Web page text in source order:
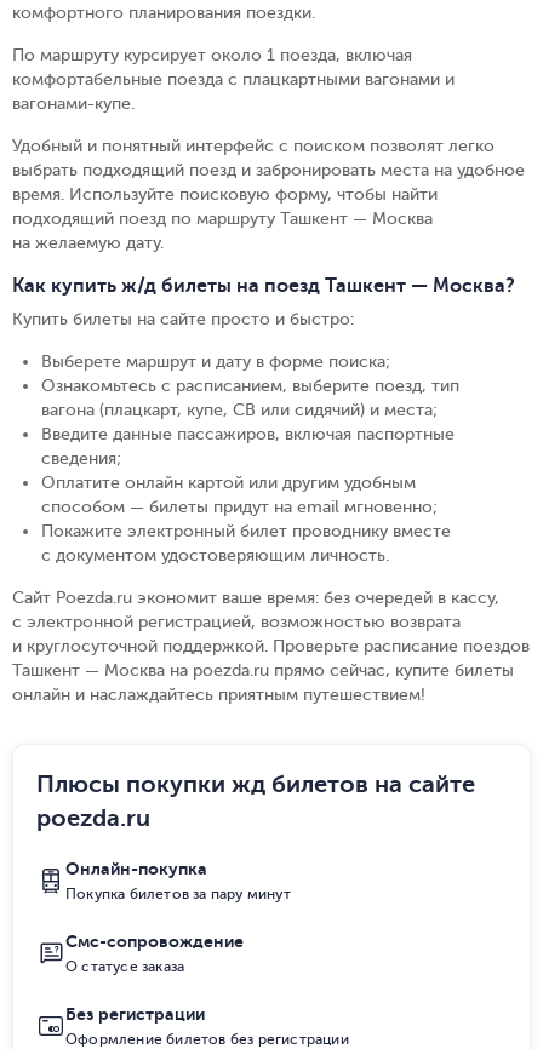
комфортного планирования поездки.
По маршруту курсирует около 1 поезда, включая
комфортабельные поезда с плацкартными вагонами и
вагонами-купе.
Удобный и понятный интерфейс с поиском позволят легко
выбрать подходящий поезд и забронировать места на удобное
время. Используйте поисковую форму, чтобы найти
подходящий поезд по маршруту Ташкент — Москва
на желаемую дату.
Как купить ж/д билеты на поезд Ташкент — Москва?
Купить билеты на сайте просто и быстро:
Выберете маршрут и дату в форме поиска;
Ознакомьтесь с расписанием, выберите поезд, тип
вагона (плацкарт, купе, СВ или сидячий) и места;
Введите данные пассажиров, включая паспортные
сведения;
Оплатите онлайн картой или другим удобным
способом — билеты придут на email мгновенно;
Покажите электронный билет проводнику вместе
с документом удостоверяющим личность.
Сайт Poezda.ru экономит ваше время: без очередей в кассу,
с электронной регистрацией, возможностью возврата
и круглосуточной поддержкой. Проверьте расписание поездов
Ташкент — Москва на poezda.ru прямо сейчас, купите билеты
онлайн и наслаждайтесь приятным путешествием!
Плюсы покупки жд билетов на сайте
poezda.ru
Онлайн-покупка
Покупка билетов за пару минут
Смс-сопровождение
О статусе заказа
Без регистрации
Оформление билетов без регистрации